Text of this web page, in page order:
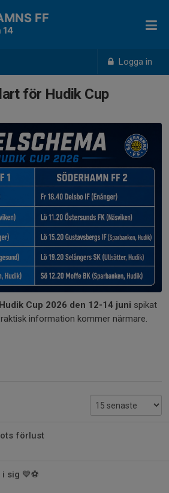
Logga in
FF
14
för Hudik Cup
Hudik Cup 2026 den 12-14 juni spikat
information kommer närmare.
förlust
sig 💙⚽